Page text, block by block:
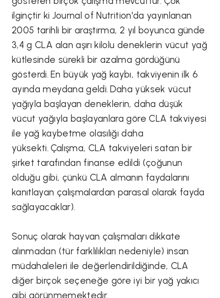
ilginçtir ki Journal of Nutrition'da yayınlanan
2005 tarihli bir araştırma, 2 yıl boyunca günde
3,4 g CLA alan aşırı kilolu deneklerin vücut yağ
kütlesinde sürekli bir azalma gördüğünü
gösterdi. En büyük yağ kaybı, takviyenin ilk 6
ayında meydana geldi. Daha yüksek vücut
yağıyla başlayan deneklerin, daha düşük
vücut yağıyla başlayanlara göre CLA takviyesi
ile yağ kaybetme olasılığı daha
yüksekti. Çalışma, CLA takviyeleri satan bir
şirket tarafından finanse edildi (çoğunun
olduğu gibi, çünkü CLA almanın faydalarını
kanıtlayan çalışmalardan parasal olarak fayda
sağlayacaklar).
Sonuç olarak hayvan çalışmaları dikkate
alınmadan (tür farklılıkları nedeniyle) insan
müdahaleleri ile değerlendirildiğinde, CLA
diğer birçok seçeneğe göre iyi bir yağ yakıcı
gibi görünmemektedir.